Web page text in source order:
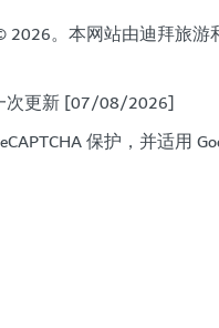
2026。本网站由迪拜旅游
次更新 [07/08/2026]
保护，并适用